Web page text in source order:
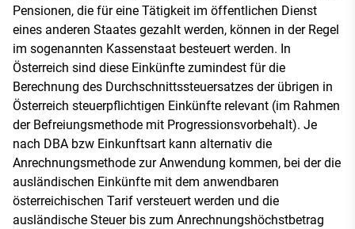
Pensionen, die für eine Tätigkeit im öffentlichen Dienst
eines anderen Staates gezahlt werden, können in der Regel
im sogenannten Kassenstaat besteuert werden. In
Österreich sind diese Einkünfte zumindest für die
Berechnung des Durchschnittssteuersatzes der übrigen in
Österreich steuerpflichtigen Einkünfte relevant (im Rahmen
der Befreiungsmethode mit Progressionsvorbehalt). Je
nach DBA bzw Einkunftsart kann alternativ die
Anrechnungsmethode zur Anwendung kommen, bei der die
ausländischen Einkünfte mit dem anwendbaren
österreichischen Tarif versteuert werden und die
ausländische Steuer bis zum Anrechnungshöchstbetrag